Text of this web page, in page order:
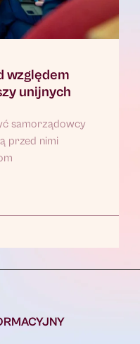
względem
unijnych
samorządowcy
przed nimi